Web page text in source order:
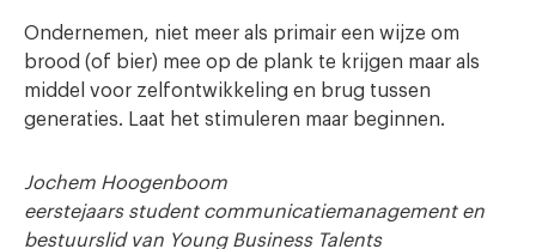
Ondernemen, niet meer als primair een wijze om
brood (of bier) mee op de plank te krijgen maar als
middel voor zelfontwikkeling en brug tussen
generaties. Laat het stimuleren maar beginnen.
Jochem Hoogenboom
eerstejaars student communicatiemanagement en
bestuurslid van Young Business Talents